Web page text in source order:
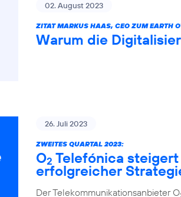
02. August 2023
ZITAT MARKUS HAAS, CEO ZUM EARTH
Warum die
26. Juli 2023
ZWEITES QUARTAL 2023:
O2 Telefónica
erfolgreicher
Der Telekommunikationsanbieter O